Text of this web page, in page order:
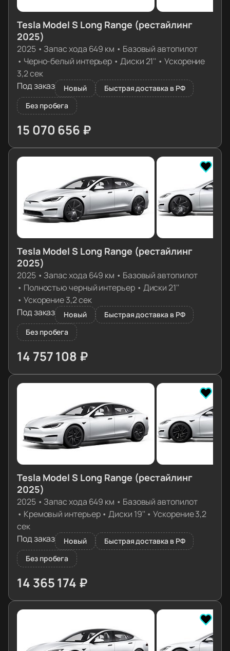
Tesla Model S Long Range (рестайлинг
2025)
2025• Запас хода 649 км • Базовый автопилот
• Черно-белый интерьер •Диски 21'' • Ускорение
3,2 сек
Под заказ
Новый
Быстрая доставка в РФ
Без пробега
15 070 656 ₽
≈ 149 917€
Tesla Model S Long Range (рестайлинг
2025)
2025• Запас хода 649 км • Базовый автопилот
• Полностью черный интерьер• Диски 21''
• Ускорение 3,2 сек
Под заказ
Новый
Быстрая доставка в РФ
Без пробега
14 757 108 ₽
≈ 146 798€
Tesla Model S Long Range (рестайлинг
2025)
2025• Запас хода 649 км • Базовый автопилот
• Кремовый интерьер•Диски 19'' •Ускорение 3,2
сек
Под заказ
Новый
Быстрая доставка в РФ
Без пробега
14 365 174 ₽
≈ 142 899€